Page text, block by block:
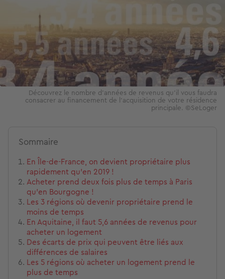
Découvrez le nombre d'années de revenus qu'il vous faudra
consacrer au financement de l'acquisition de votre résidence
principale. ©SeLoger
Sommaire
En Île-de-France, on devient propriétaire plus
rapidement qu'en 2019 !
Acheter prend deux fois plus de temps à Paris
qu'en Bourgogne !
Les 3 régions où devenir propriétaire prend le
moins de temps
En Aquitaine, il faut 5,6 années de revenus pour
acheter un logement
Des écarts de prix qui peuvent être liés aux
différences de salaires
Les 5 régions où acheter un logement prend le
plus de temps